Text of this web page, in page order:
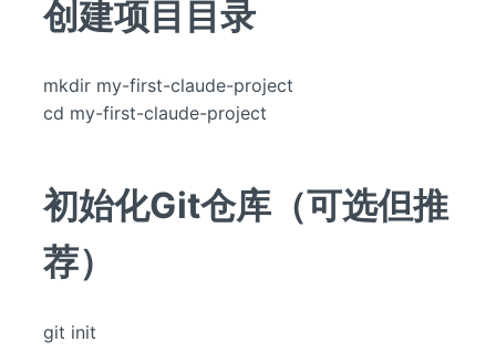
创建项目目录
mkdir my-first-claude-project
cd my-first-claude-project
初始化Git仓库（可选但推
荐）
git init